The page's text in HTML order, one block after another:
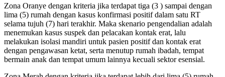
Zona Oranye dengan kriteria jika terdapat tiga (3 ) sampai dengan
lima (5) rumah dengan kasus konfirmasi positif dalam satu RT
selama tujuh (7) hari terakhir. Maka skenario pengendalian adalah
menemukan kasus suspek dan pelacakan kontak erat, lalu
melakukan isolasi mandiri untuk pasien positif dan kontak erat
dengan pengawasan ketat, serta menutup rumah ibadah, tempat
bermain anak dan tempat umum lainnya kecuali sektor esensial.